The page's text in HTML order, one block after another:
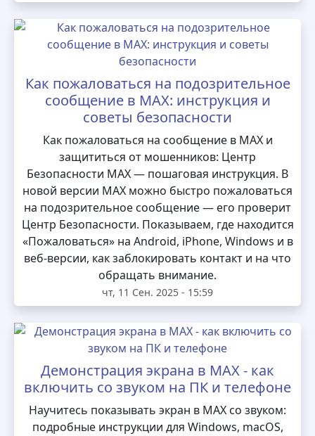
Как пожаловаться на подозрительное
сообщение в MAX: инструкция и
советы безопасности
Как пожаловаться на сообщение в MAX и
защититься от мошенников: Центр
Безопасности MAX — пошаговая инструкция. В
новой версии MAX можно быстро пожаловаться
на подозрительное сообщение — его проверит
Центр Безопасности. Показываем, где находится
«Пожаловаться» на Android, iPhone, Windows и в
веб-версии, как заблокировать контакт и на что
обращать внимание.
чт, 11 Сен. 2025 - 15:59
Демонстрация экрана в MAX - как
включить со звуком на ПК и телефоне
Научитесь показывать экран в MAX со звуком:
подробные инструкции для Windows, macOS,